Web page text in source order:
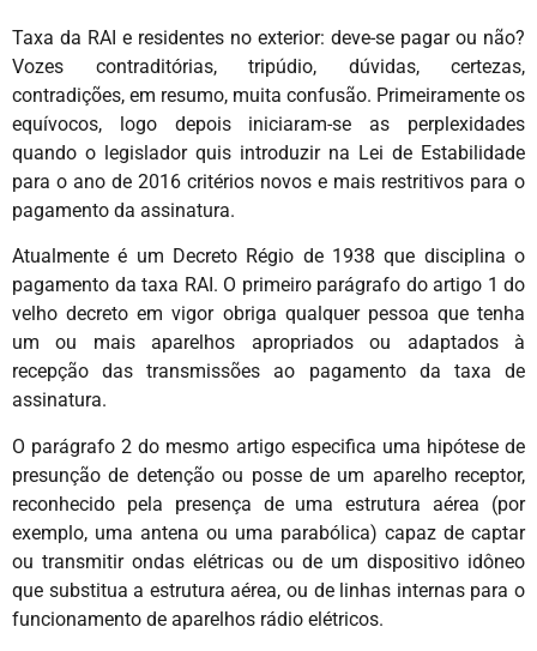
Taxa da RAI e residentes no exterior: deve-se pagar ou não?
Vozes contraditórias, tripúdio, dúvidas, certezas,
contradições, em resumo, muita confusão. Primeiramente os
equívocos, logo depois iniciaram-se as perplexidades
quando o legislador quis introduzir na Lei de Estabilidade
para o ano de 2016 critérios novos e mais restritivos para o
pagamento da assinatura.
Atualmente é um Decreto Régio de 1938 que disciplina o
pagamento da taxa RAI. O primeiro parágrafo do artigo 1 do
velho decreto em vigor obriga qualquer pessoa que tenha
um ou mais aparelhos apropriados ou adaptados à
recepção das transmissões ao pagamento da taxa de
assinatura.
O parágrafo 2 do mesmo artigo especifica uma hipótese de
presunção de detenção ou posse de um aparelho receptor,
reconhecido pela presença de uma estrutura aérea (por
exemplo, uma antena ou uma parabólica) capaz de captar
ou transmitir ondas elétricas ou de um dispositivo idôneo
que substitua a estrutura aérea, ou de linhas internas para o
funcionamento de aparelhos rádio elétricos.